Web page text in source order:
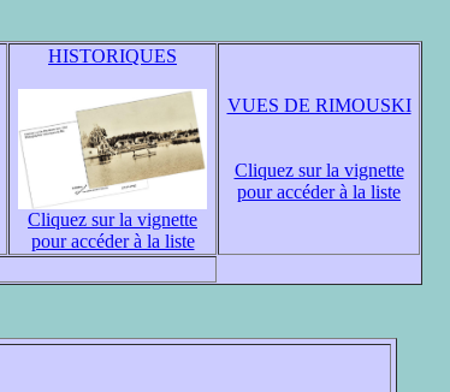
HISTORIQUES
Cliquez sur la vignette
pour accéder à la liste
VUES DE RIMOUSKI
Cliquez sur la vignette
pour accéder à la liste